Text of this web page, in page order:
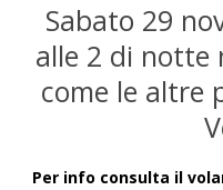
Sabato 29
alle 2 di notte
come le altre
Per info consulta il